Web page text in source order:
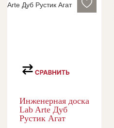
Инженерная доска
Lab Arte Дуб
Рустик Агат